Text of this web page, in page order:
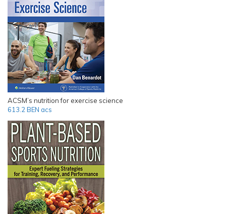
ACSM’s nutrition for exercise science
613.2 BEN acs